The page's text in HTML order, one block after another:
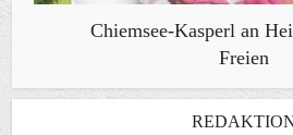
Chiemsee-Kasperl an
Freien